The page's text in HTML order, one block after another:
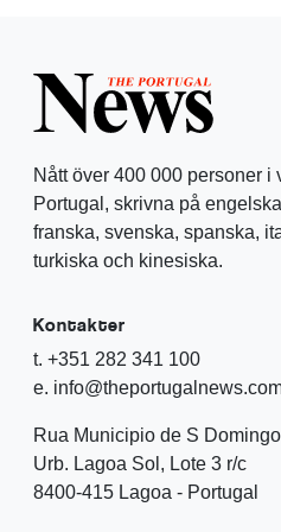
Nått över 400 000 personer i
Portugal, skrivna på
franska, svenska, spanska,
turkiska och kinesiska.
Kontakter
t. +351 282 341 100
e.
Rua Municipio de S
Urb. Lagoa Sol, Lote 3 r/c
8400-415 Lagoa - Portugal